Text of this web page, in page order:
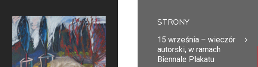
STRONY
15 września – wieczór
autorski, w ramach
Biennale Plakatu